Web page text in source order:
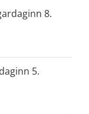
8.
5.